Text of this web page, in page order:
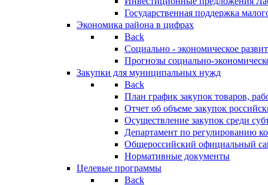
Государственная поддержка
Экономика района в цифрах
Back
Социально - экономическое
Прогнозы социально-
Закупки для муниципальных нужд
Back
План график закупок товаров,
Отчет об объеме закупок
Осуществление закупок среди
Департамент по регулированию
Общероссийский официальный
Нормативные документы
Целевые программы
Back